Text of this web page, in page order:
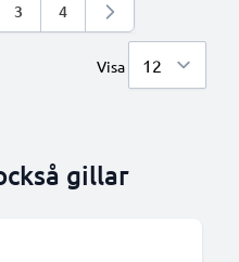
närvarande sidan
Sidan
3 Sidan
4
Visa
gillar